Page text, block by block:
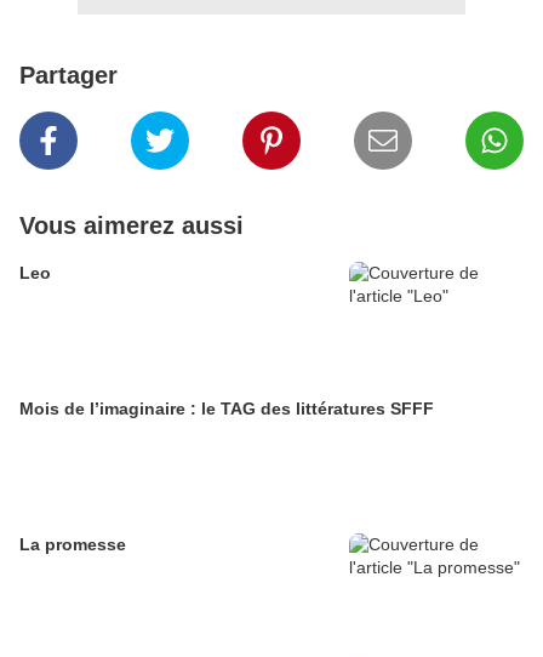
Partager
Vous aimerez aussi
Leo
Mois de l’imaginaire : le TAG des littératures SFFF
La promesse